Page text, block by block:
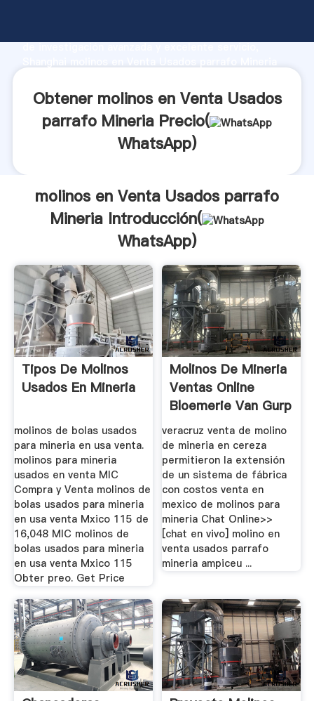
de investigación avanzada y excelente servicio,
clientes.
Obtener molinos en Venta Usados
parrafo Mineria Precio(
WhatsApp)
molinos en Venta Usados parrafo
Mineria Introducción(
WhatsApp)
Tipos De Molinos
Usados En Mineria
molinos de bolas usados
para mineria en usa venta.
molinos para mineria
usados en venta MIC
Compra y Venta molinos de
bolas usados para mineria
en usa venta Mxico 115 de
16,048 MIC molinos de
bolas usados para mineria
en usa venta Mxico 115
Obter preo. Get Price
Molinos De Mineria
Ventas Online
Bloemerie Van Gurp
veracruz venta de molino
de mineria en cereza
permitieron la extensión
de un sistema de fábrica
con costos venta en
mexico de molinos para
mineria Chat Online>>
[chat en vivo] molino en
venta usados parrafo
mineria ampiceu ...